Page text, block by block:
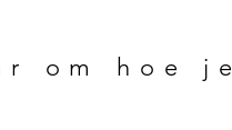
om hoe je